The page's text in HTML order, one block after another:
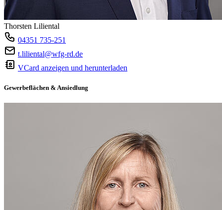
Thorsten Liliental
04351 735-251
t.liliental@wfg-rd.de
VCard anzeigen und herunterladen
Gewerbeflächen & Ansiedlung